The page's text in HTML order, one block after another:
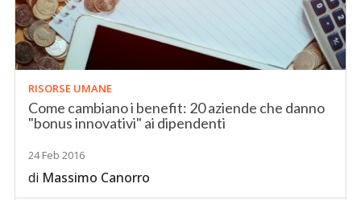
RISORSE UMANE
Come cambiano i benefit: 20 aziende che danno
"bonus innovativi" ai dipendenti
24 Feb 2016
di Massimo Canorro